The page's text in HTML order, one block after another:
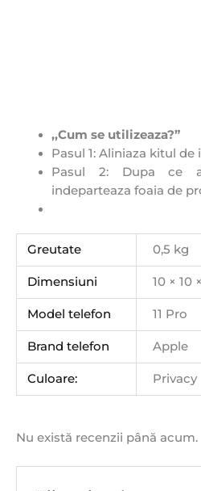
,,Cum se utilizeaza?”
Pasul 1: Aliniaza kitul
Pasul 2: Dupa ce
indeparteaza foaia de
Greutate 0,5 kg
Dimensiuni 10 × 10
Model telefon 11 Pro
Brand telefon Apple
Culoare: Privacy
Nu există recenzii până acum.